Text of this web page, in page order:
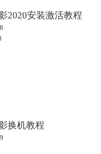
Pro X9 (v19)
带了一款非常实用的录屏软件
2020安装激活教程
换机教程